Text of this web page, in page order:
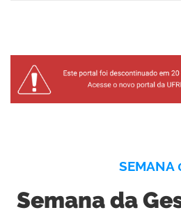
SEMANA
Semana da